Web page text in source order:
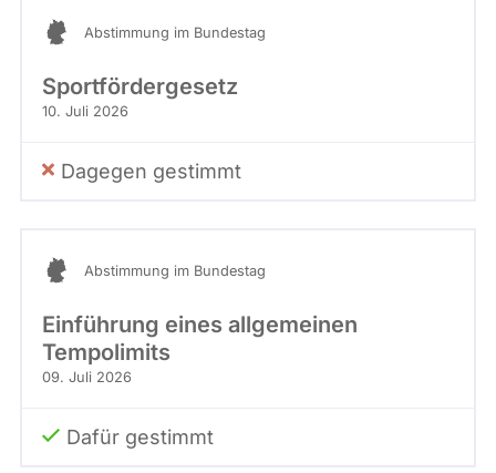
Abstimmung im Bundestag
Sportfördergesetz
10. Juli 2026
Dagegen gestimmt
Abstimmung im Bundestag
Einführung eines allgemeinen
Tempolimits
09. Juli 2026
Dafür gestimmt